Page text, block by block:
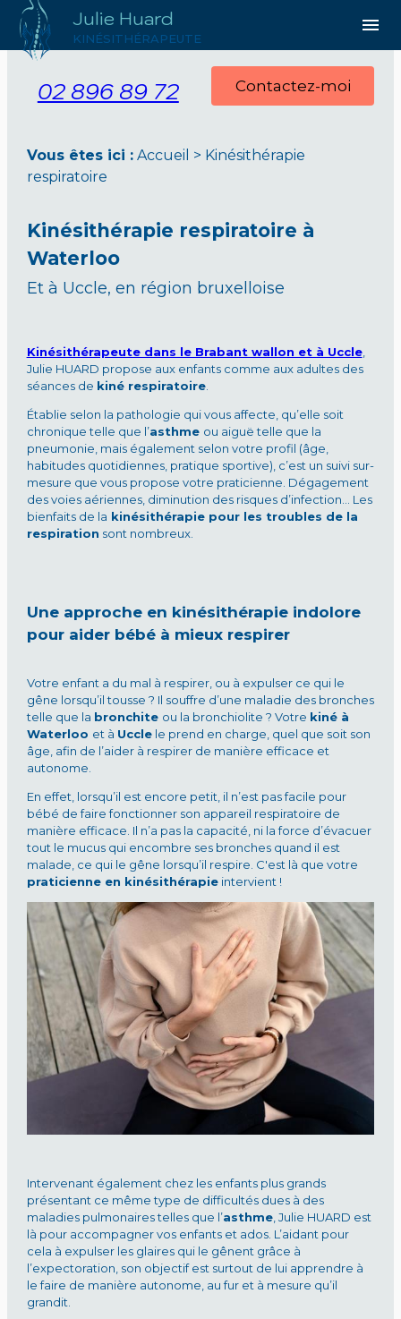
Julie Huard
KINÉSITHÉRAPEUTE
menu
02 896 89 72 Contactez-moi
Vous êtes ici : Accueil > Kinésithérapie
respiratoire
Kinésithérapie respiratoire à
Waterloo
Et à Uccle, en région bruxelloise
Kinésithérapeute dans le Brabant wallon et à Uccle,
Julie HUARD propose aux enfants comme aux adultes des
séances de kiné respiratoire.
Établie selon la pathologie qui vous affecte, qu’elle soit
chronique telle que l’asthme ou aiguë telle que la
pneumonie, mais également selon votre profil (âge,
habitudes quotidiennes, pratique sportive), c’est un suivi sur-
mesure que vous propose votre praticienne. Dégagement
des voies aériennes, diminution des risques d’infection… Les
bienfaits de la kinésithérapie pour les troubles de la
respiration sont nombreux.
Une approche en kinésithérapie indolore
pour aider bébé à mieux respirer
Votre enfant a du mal à respirer, ou à expulser ce qui le
gêne lorsqu’il tousse ? Il souffre d’une maladie des bronches
telle que la bronchite ou la bronchiolite ? Votre kiné à
Waterloo et à Ucclele prend en charge, quel que soit son
âge, afin de l’aider à respirer de manière efficace et
autonome.
En effet, lorsqu’il est encore petit, il n’est pas facile pour
bébé de faire fonctionner son appareil respiratoire de
manière efficace. Il n’a pas la capacité, ni la force d’évacuer
tout le mucus qui encombre ses bronches quand il est
malade, ce qui le gêne lorsqu’il respire. C'est là que votre
praticienne en kinésithérapieintervient !
Intervenant également chez les enfants plus grands
présentant ce même type de difficultés dues à des
maladies pulmonaires telles que l’asthme, Julie HUARD est
là pour accompagner vos enfants et ados. L’aidant pour
cela à expulser les glaires qui le gênent grâce à
l’expectoration, son objectif est surtout de lui apprendre à
le faire de manière autonome, au fur et à mesure qu’il
grandit.
Panneau de gestion des cookies